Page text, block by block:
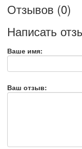
Отзывов (0)
Написать
Ваше имя:
Ваш отзыв: